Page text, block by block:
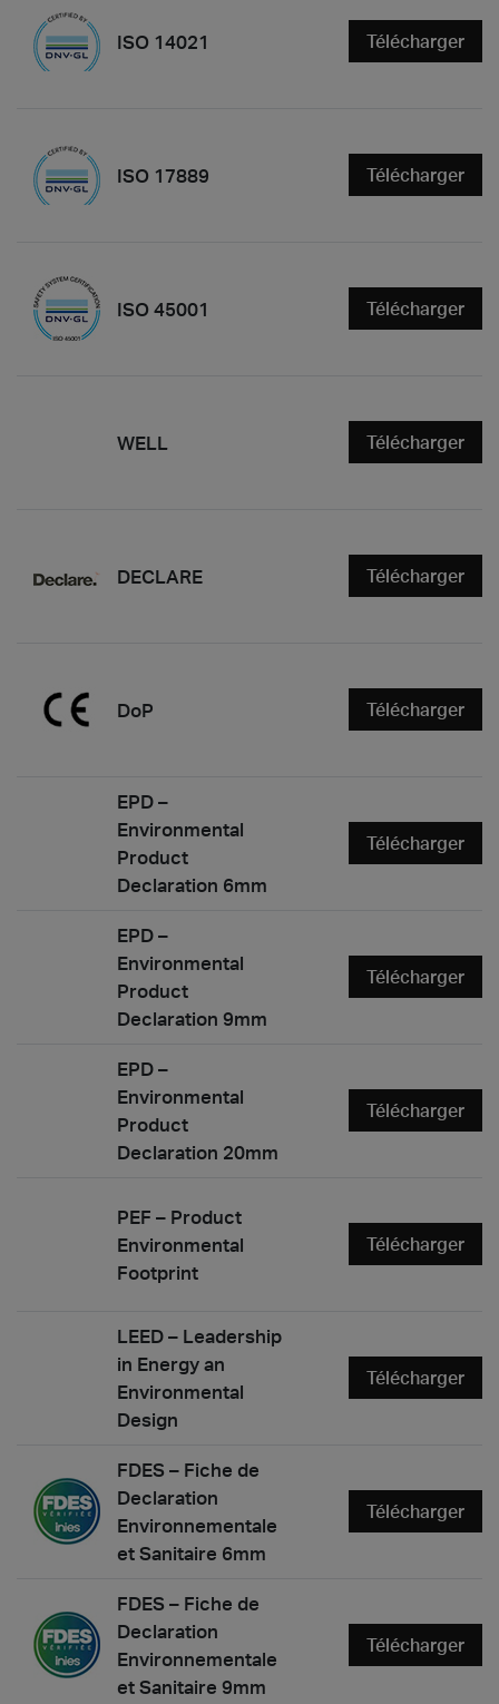
ISO 14021 Télécharger
ISO 17889 Télécharger
ISO 45001 Télécharger
WELL Télécharger
DECLARE Télécharger
DoP Télécharger
EPD –
Environmental
Product
Declaration 6mm
Télécharger
EPD –
Environmental
Product
Declaration 9mm
Télécharger
EPD –
Environmental
Product
Declaration 20mm
Télécharger
PEF – Product
Environmental
Footprint
Télécharger
LEED – Leadership
in Energy an
Environmental
Design
Télécharger
FDES – Fiche de
Declaration
Environnementale
et Sanitaire 6mm
Télécharger
FDES – Fiche de
Declaration
Environnementale
et Sanitaire 9mm
Télécharger